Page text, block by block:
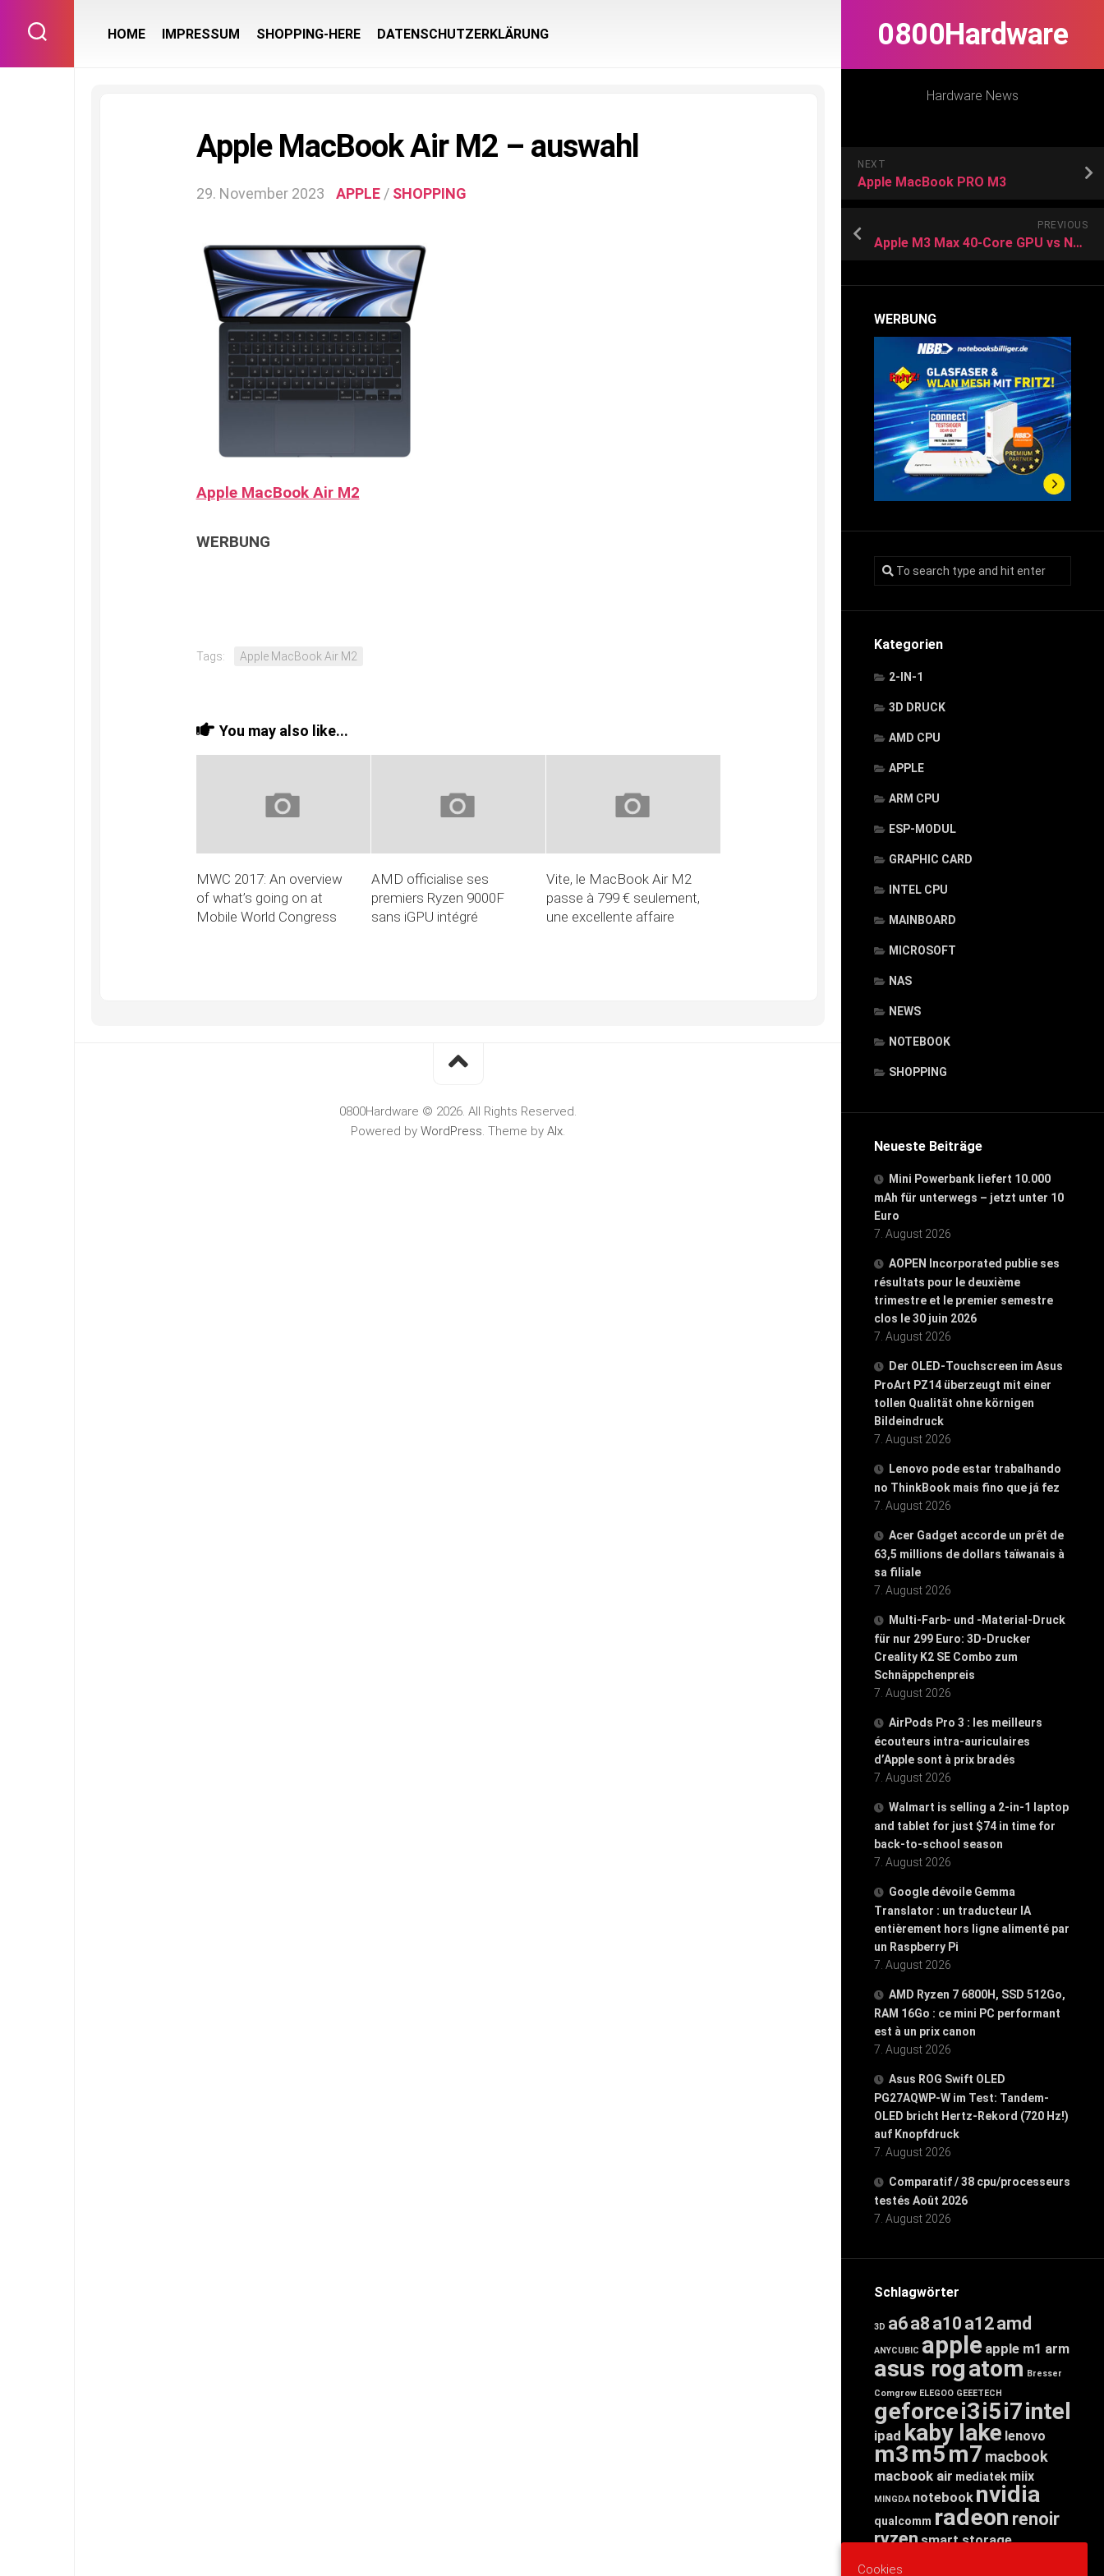
content
0800Hardware
Hardware News
NEXT
Apple MacBook PRO M3
PREVIOUS
Apple M3 Max 40-Core GPU vs NVIDIA GeForce RTX 2070 Mobile
WERBUNG
Kategorien
2-IN-1
3D DRUCK
AMD CPU
APPLE
ARM CPU
ESP-MODUL
GRAPHIC CARD
INTEL CPU
MAINBOARD
MICROSOFT
NAS
NEWS
NOTEBOOK
SHOPPING
Neueste Beiträge
Mini Powerbank liefert 10.000
mAh für unterwegs – jetzt unter 10
Euro
7. August 2026
AOPEN Incorporated publie ses
résultats pour le deuxième
trimestre et le premier semestre
clos le 30 juin 2026
7. August 2026
Der OLED-Touchscreen im Asus
ProArt PZ14 überzeugt mit einer
tollen Qualität ohne körnigen
Bildeindruck
7. August 2026
Lenovo pode estar trabalhando
no ThinkBook mais fino que já fez
7. August 2026
Acer Gadget accorde un prêt de
63,5 millions de dollars taïwanais à
sa filiale
7. August 2026
Multi-Farb- und -Material-Druck
für nur 299 Euro: 3D-Drucker
Creality K2 SE Combo zum
Schnäppchenpreis
7. August 2026
AirPods Pro 3 : les meilleurs
écouteurs intra-auriculaires
d’Apple sont à prix bradés
7. August 2026
Walmart is selling a 2-in-1 laptop
and tablet for just $74 in time for
back-to-school season
7. August 2026
Google dévoile Gemma
Translator : un traducteur IA
entièrement hors ligne alimenté par
un Raspberry Pi
7. August 2026
AMD Ryzen 7 6800H, SSD 512Go,
RAM 16Go : ce mini PC performant
est à un prix canon
7. August 2026
Asus ROG Swift OLED
PG27AQWP-W im Test: Tandem-
OLED bricht Hertz-Rekord (720 Hz!)
auf Knopfdruck
7. August 2026
Comparatif / 38 cpu/processeurs
testés Août 2026
7. August 2026
Schlagwörter
3D a6a8 a10 a12amd
ANYCUBIC apple apple m1 arm
asus rogatom Bresser
Comgrow ELEGOO GEEETECH
geforcei3i5i7intel
ipad kaby lake lenovo
m3m5m7 macbook
macbook air mediatek miix
MINGDA notebook nvidia
qualcomm radeon renoir
ryzensmart storage
HOME IMPRESSUM SHOPPING-HERE DATENSCHUTZERKLÄRUNG
Apple MacBook Air M2 – auswahl
29. November 2023 APPLE/ SHOPPING
Apple MacBook Air M2
WERBUNG
Tags: Apple MacBook Air M2
You may also like...
MWC 2017: An overview
of what’s going on at
Mobile World Congress
AMD officialise ses
premiers Ryzen 9000F
sans iGPU intégré
Vite, le MacBook Air M2
passe à 799 € seulement,
une excellente affaire
0800Hardware © 2026. All Rights Reserved.
Powered by WordPress. Theme by Alx.
Cookies